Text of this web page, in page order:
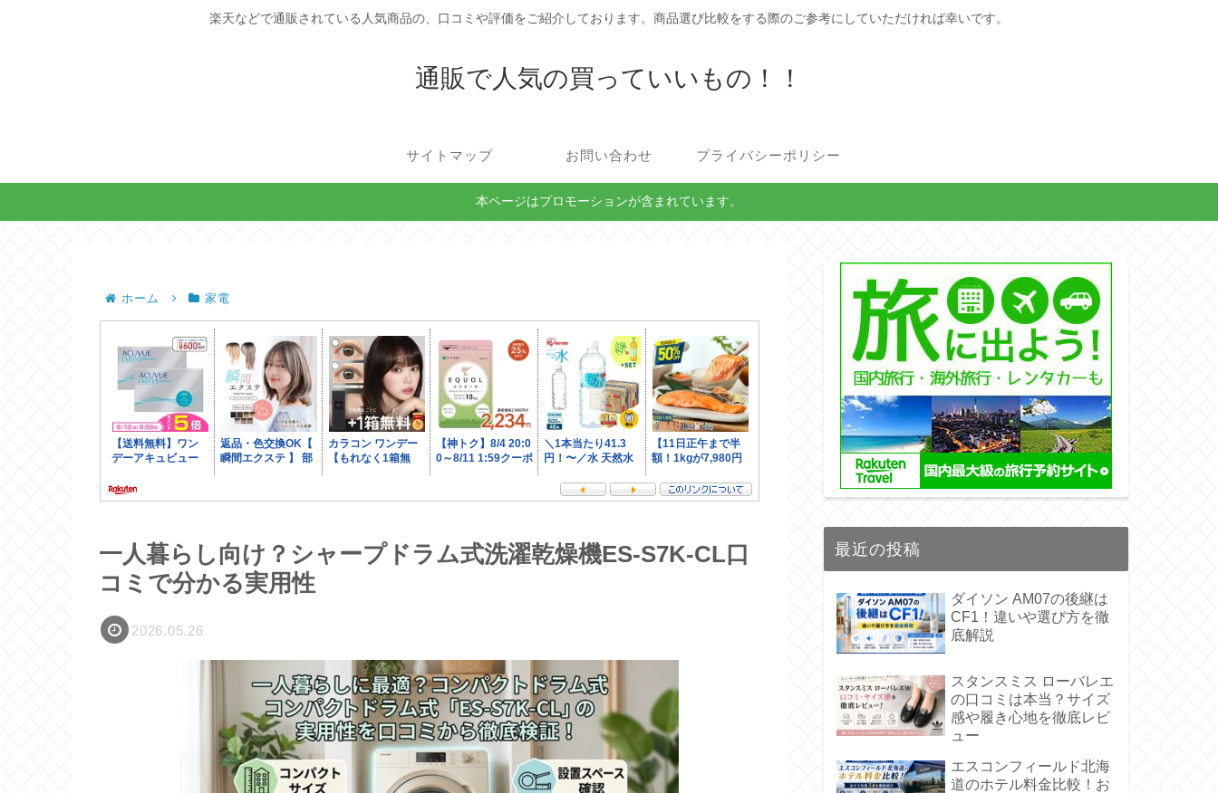
楽天などで通販されている人気商品の、口コミや評価をご紹介しております。商品選び比較をする際のご参考にしていただければ幸いです。
通販で人気の買っていいもの！！
サイトマップ お問い合わせ プライバシーポリシー
本ページはプロモーションが含まれています。
ホーム 家電
一人暮らし向け？シャープドラム式洗濯乾燥機ES-S7K-CL口
コミで分かる実用性
2026.05.26
最近の投稿
ダイソン AM07の後継は
CF1！違いや選び方を徹
底解説
スタンスミス ローバレエ
の口コミは本当？サイズ
感や履き心地を徹底レビ
ュー
エスコンフィールド北海
道のホテル料金比較！お